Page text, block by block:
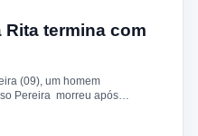
termina com
(09), um homem
Pereira morreu após
Timbotiba, zona rural
os policiais estavam